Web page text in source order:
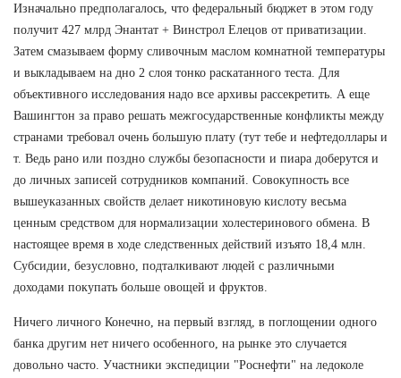
Изначально предполагалось, что федеральный бюджет в этом году
получит 427 млрд Энантат + Винстрол Елецов от приватизации.
Затем смазываем форму сливочным маслом комнатной температуры
и выкладываем на дно 2 слоя тонко раскатанного теста. Для
объективного исследования надо все архивы рассекретить. А еще
Вашингтон за право решать межгосударственные конфликты между
странами требовал очень большую плату (тут тебе и нефтедоллары и
т. Ведь рано или поздно службы безопасности и пиара доберутся и
до личных записей сотрудников компаний. Совокупность все
вышеуказанных свойств делает никотиновую кислоту весьма
ценным средством для нормализации холестеринового обмена. В
настоящее время в ходе следственных действий изъято 18,4 млн.
Субсидии, безусловно, подталкивают людей с различными
доходами покупать больше овощей и фруктов.
Ничего личного Конечно, на первый взгляд, в поглощении одного
банка другим нет ничего особенного, на рынке это случается
довольно часто. Участники экспедиции "Роснефти" на ледоколе